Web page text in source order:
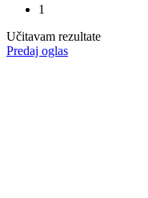
1
Učitavam rezultate
Predaj oglas